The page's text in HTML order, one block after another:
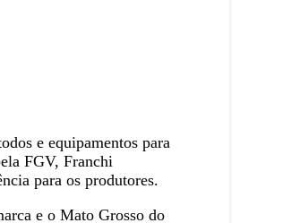
e equipamentos para
FGV, Franchi
para os produtores.
e o Mato Grosso do